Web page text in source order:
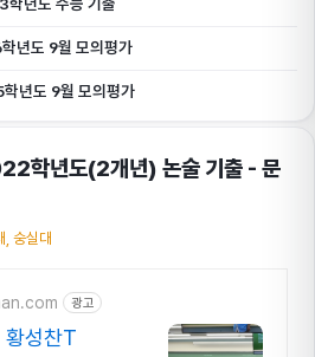
년도 9월 모의평가
년도 9월 모의평가
학년도(2개년) 논술 기출 - 문
숭실대
광고
황성찬T